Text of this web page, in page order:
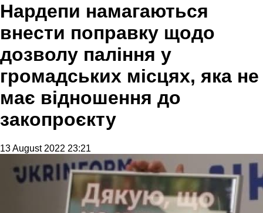
Нардепи намагаються
внести поправку щодо
дозволу паління у
громадських місцях, яка не
має відношення до
закопроєкту
13 August 2022 23:21